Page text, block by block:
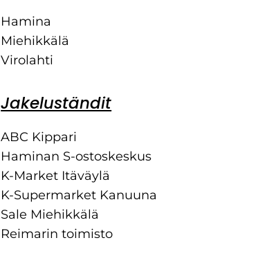
Hamina
Miehikkälä
Virolahti
Jakeluständit
ABC Kippari
Haminan S-ostoskeskus
K-Market Itäväylä
K-Supermarket Kanuuna
Sale Miehikkälä
Reimarin toimisto